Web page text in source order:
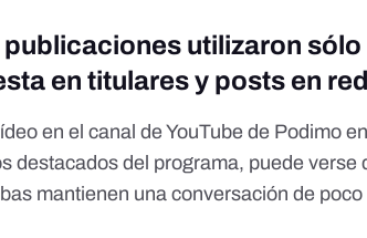
publicaciones utilizaron sólo
en titulares y posts en
en el canal de YouTube de Podimo
destacados del programa, puede verse
mantienen una conversación de